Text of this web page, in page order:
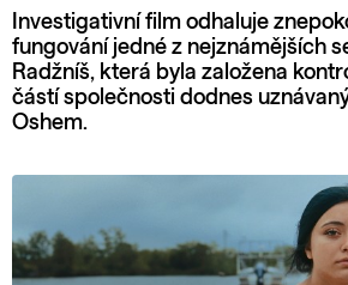
Investigativní film odhaluje
fungování jedné z nejznámějších
Radžníš, která byla založena
částí společnosti dodnes
Oshem.